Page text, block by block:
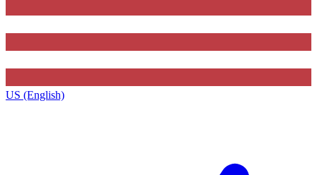
US (English)